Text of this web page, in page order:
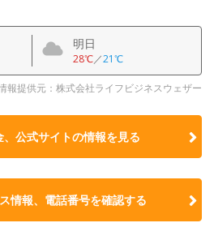
明日
28℃／21℃
報提供元：株式会社ライフビジネスウェザー
公式サイトの情報を見る
情報、電話番号を確認する